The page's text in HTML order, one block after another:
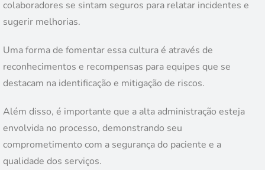
colaboradores se sintam seguros para relatar incidentes e
sugerir melhorias.
Uma forma de fomentar essa cultura é através de
reconhecimentos e recompensas para equipes que se
destacam na identificação e mitigação de riscos.
Além disso, é importante que a alta administração esteja
envolvida no processo, demonstrando seu
comprometimento com a segurança do paciente e a
qualidade dos serviços.